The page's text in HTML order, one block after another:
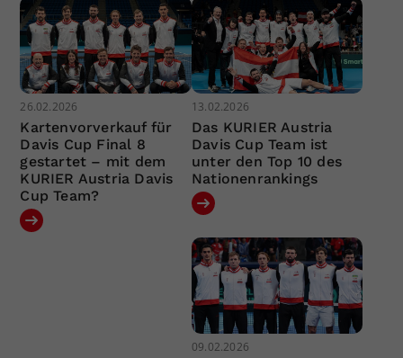
26.02.2026
Kartenvorverkauf für
Davis Cup Final 8
gestartet – mit dem
KURIER Austria Davis
Cup Team?
13.02.2026
Das KURIER Austria
Davis Cup Team ist
unter den Top 10 des
Nationenrankings
09.02.2026